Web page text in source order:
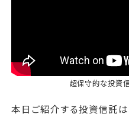
超保守的な投資
本日ご紹介する投資信託は